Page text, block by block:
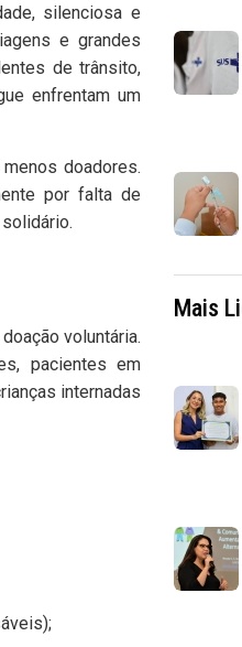
silenciosa e
e grandes
de trânsito,
enfrentam um
doadores.
por falta de
voluntária.
pacientes em
internadas
Mais